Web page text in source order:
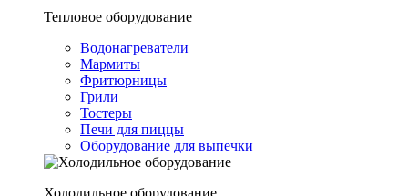
Тепловое оборудование
Водонагреватели
Мармиты
Фритюрницы
Грили
Тостеры
Печи для пиццы
Оборудование для выпечки
Холодильное оборудование